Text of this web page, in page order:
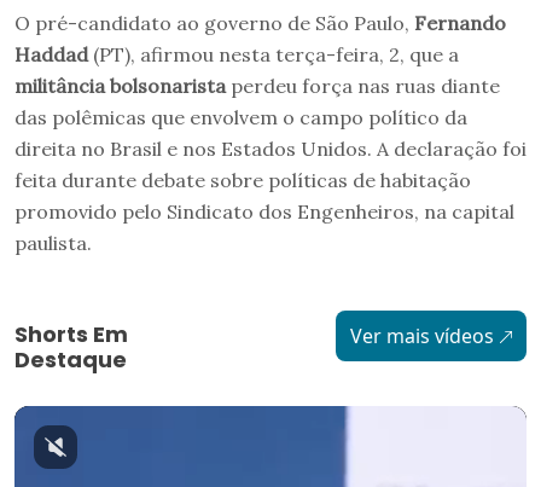
O pré-candidato ao governo de São Paulo, Fernando
Haddad (PT), afirmou nesta terça-feira, 2, que a
militância bolsonarista perdeu força nas ruas diante
das polêmicas que envolvem o campo político da
direita no Brasil e nos Estados Unidos. A declaração foi
feita durante debate sobre políticas de habitação
promovido pelo Sindicato dos Engenheiros, na capital
paulista.
Shorts Em
Destaque
Ver mais vídeos